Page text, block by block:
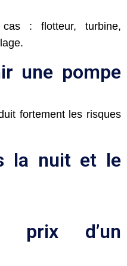
: flotteur, turbine,
une pompe
fortement les risques
la nuit et le
d’un